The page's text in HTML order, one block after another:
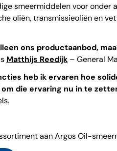
smeermiddelen voor
oliën, transmissieoliën en
ons productaanbod,
Matthijs Reedijk – General
heb ik ervaren hoe
die ervaring nu in te
aan Argos Oil-